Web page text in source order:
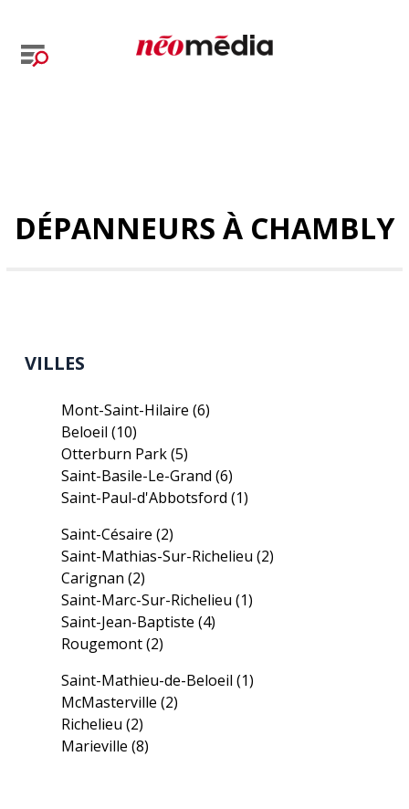
DÉPANNEURS À CHAMBLY
VILLES
Mont-Saint-Hilaire(6)
Beloeil(10)
Otterburn Park(5)
Saint-Basile-Le-Grand(6)
Saint-Paul-d'Abbotsford(1)
Saint-Césaire(2)
Saint-Mathias-Sur-Richelieu(2)
Carignan(2)
Saint-Marc-Sur-Richelieu(1)
Saint-Jean-Baptiste(4)
Rougemont(2)
Saint-Mathieu-de-Beloeil(1)
McMasterville(2)
Richelieu(2)
Marieville(8)